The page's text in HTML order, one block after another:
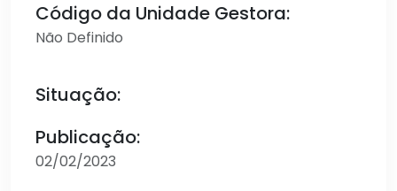
Código da Unidade Gestora:
Não Definido
Situação:
Publicação:
02/02/2023